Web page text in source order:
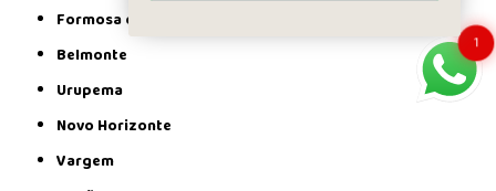
Formosa do Sul
Belmonte
Urupema
Novo Horizonte
Vargem
1